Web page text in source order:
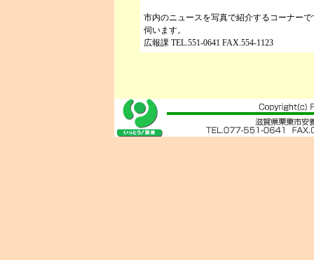
市内のニュースを写真で紹介するコーナー
伺います。
広報課 TEL.551-0641 FAX.554-1123